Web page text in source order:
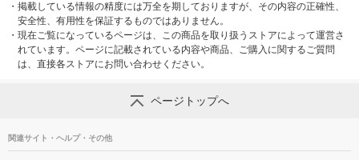
・ 掲載している情報の精度には万全を期しておりますが、その内容の正確性、
安全性、有用性を保証するものではありません。
・ 現在ご覧になっているページは、この商品を取り扱うストアによって運営さ
れています。ページに記載されている内容や商品、ご購入に関するご質問
は、直接各ストアにお問い合わせください。
ページトップへ
関連サイト・ヘルプ・その他